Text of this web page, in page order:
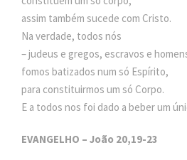
assim também sucede com Cristo.
Na verdade, todos nós
– judeus e gregos, escravos e
fomos batizados num só Espírito,
para constituirmos um só Corpo.
E a todos nos foi dado a beber um
EVANGELHO – João 20,19-23